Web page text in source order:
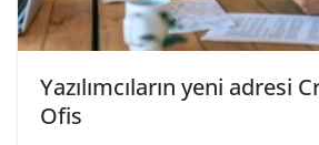
Yazılımcıların yeni adresi
Ofis